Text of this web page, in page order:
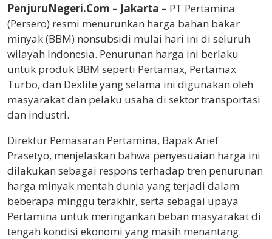
PenjuruNegeri.Com – Jakarta – PT Pertamina
(Persero) resmi menurunkan harga bahan bakar
minyak (BBM) nonsubsidi mulai hari ini di seluruh
wilayah Indonesia. Penurunan harga ini berlaku
untuk produk BBM seperti Pertamax, Pertamax
Turbo, dan Dexlite yang selama ini digunakan oleh
masyarakat dan pelaku usaha di sektor transportasi
dan industri.
Direktur Pemasaran Pertamina, Bapak Arief
Prasetyo, menjelaskan bahwa penyesuaian harga ini
dilakukan sebagai respons terhadap tren penurunan
harga minyak mentah dunia yang terjadi dalam
beberapa minggu terakhir, serta sebagai upaya
Pertamina untuk meringankan beban masyarakat di
tengah kondisi ekonomi yang masih menantang.